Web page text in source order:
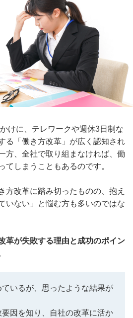
けに、テレワークや週休3日制な
る「働き方改革」が広く認知され
方、全社で取り組まなければ、働
てしまうこともあるのです。
方改革に踏み切ったものの、抱え
いない」と悩む方も多いのではな
革が失敗する理由と成功のポイン
いるが、思ったような結果が
因を知り、自社の改革に活か